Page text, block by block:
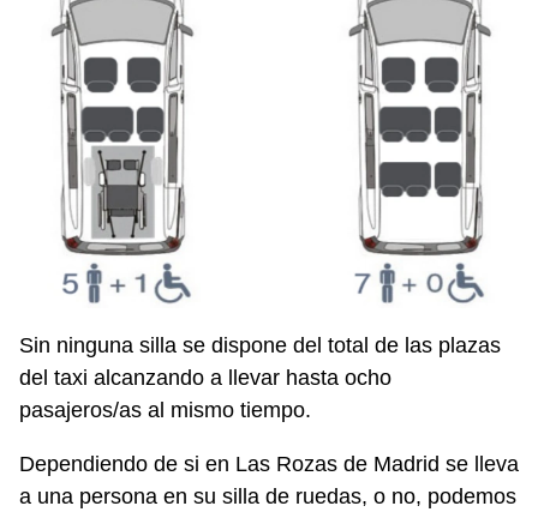
Sin ninguna silla se dispone del total de las plazas
del taxi alcanzando a llevar hasta ocho
pasajeros/as al mismo tiempo.
Dependiendo de si en Las Rozas de Madrid se lleva
a una persona en su silla de ruedas, o no, podemos